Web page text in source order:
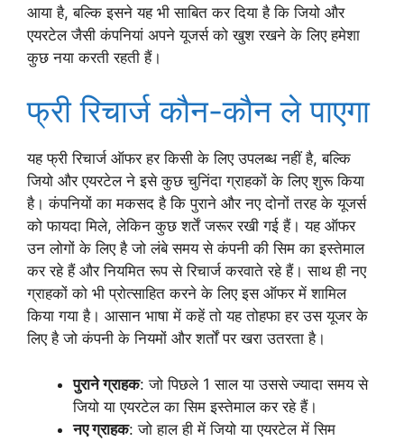
आया है, बल्कि इसने यह भी साबित कर दिया है कि जियो और
एयरटेल जैसी कंपनियां अपने यूजर्स को खुश रखने के लिए हमेशा
कुछ नया करती रहती हैं।
फ्री रिचार्ज कौन-कौन ले पाएगा
यह फ्री रिचार्ज ऑफर हर किसी के लिए उपलब्ध नहीं है, बल्कि
जियो और एयरटेल ने इसे कुछ चुनिंदा ग्राहकों के लिए शुरू किया
है। कंपनियों का मकसद है कि पुराने और नए दोनों तरह के यूजर्स
को फायदा मिले, लेकिन कुछ शर्तें जरूर रखी गई हैं। यह ऑफर
उन लोगों के लिए है जो लंबे समय से कंपनी की सिम का इस्तेमाल
कर रहे हैं और नियमित रूप से रिचार्ज करवाते रहे हैं। साथ ही नए
ग्राहकों को भी प्रोत्साहित करने के लिए इस ऑफर में शामिल
किया गया है। आसान भाषा में कहें तो यह तोहफा हर उस यूजर के
लिए है जो कंपनी के नियमों और शर्तों पर खरा उतरता है।
पुराने ग्राहक: जो पिछले 1 साल या उससे ज्यादा समय से
जियो या एयरटेल का सिम इस्तेमाल कर रहे हैं।
नए ग्राहक: जो हाल ही में जियो या एयरटेल में सिम